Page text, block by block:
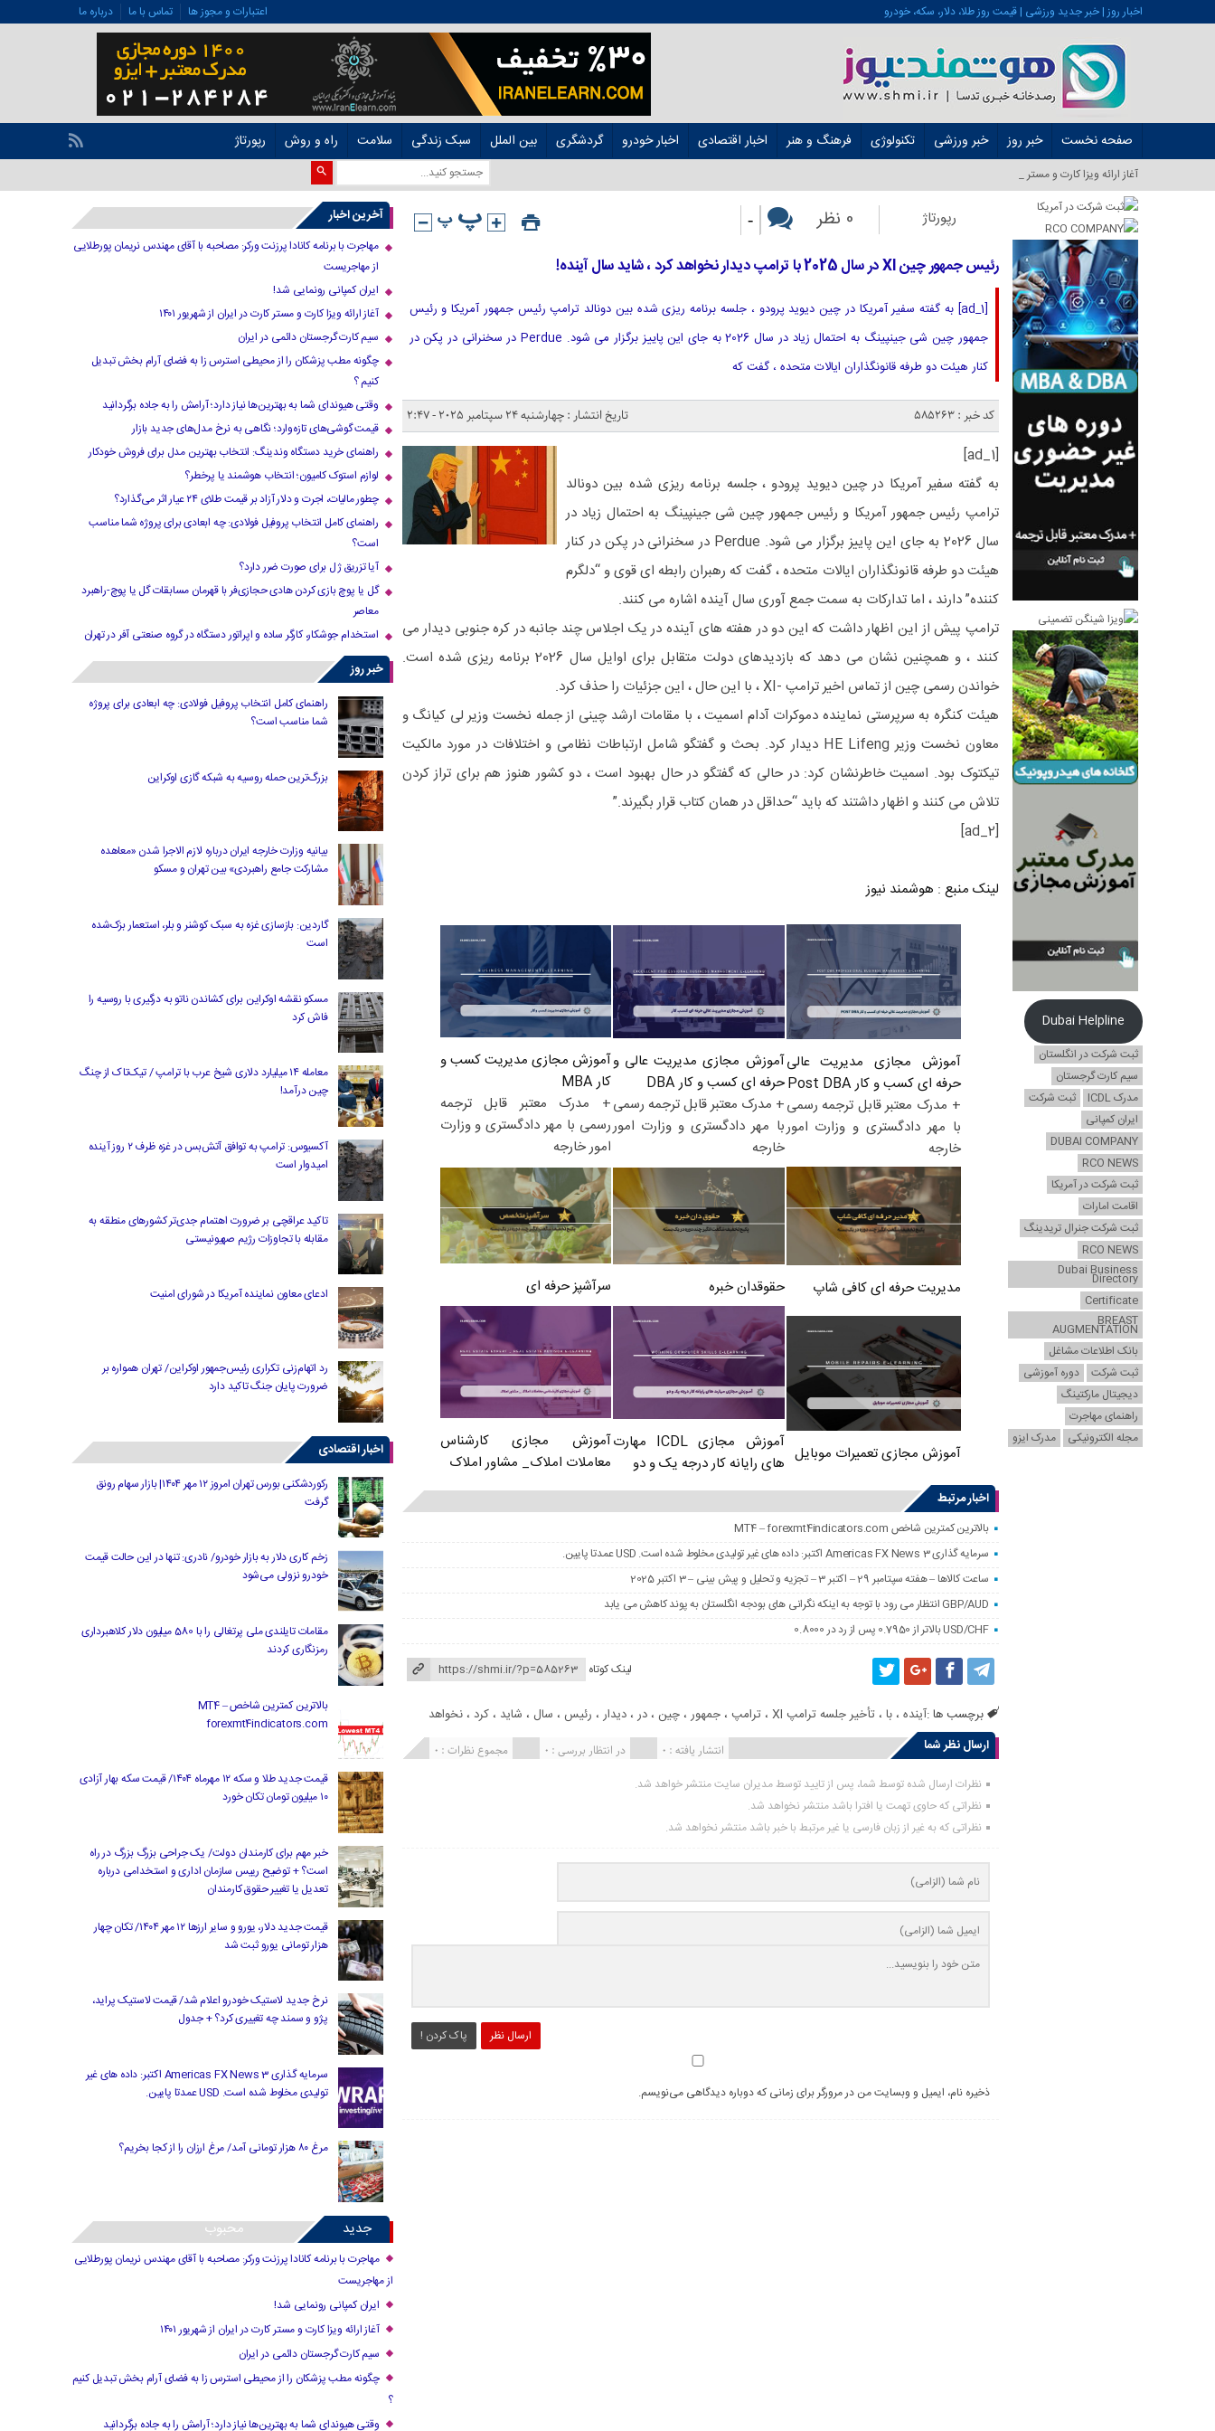
اخبار روز | خبر جدید ورزشی | قیمت روز طلا، دلار، سکه، خودرو اعتبارات و مجوز ها تماس با ما درباره ما
صفحه نخست خبر روز خبر ورزشی تکنولوژی فرهنگ و هنر اخبار اقتصادی اخبار خودرو گردشگری بین الملل سبک زندگی سلامت راه و روش رپورتاژ
آغاز ارائه ویزا کارت و مستر کارت در ایران_
رپورتاژ 0 نظر -
رئیس جمهور چین XI در سال 2025 با ترامپ دیدار نخواهد کرد ، شاید سال آینده!
[ad_1] به گفته سفیر آمریكا در چین دیوید پرودو ، جلسه برنامه ریزی شده بین دونالد ترامپ رئیس جمهور آمریكا و رئیس
جمهور چین شی جینپینگ به احتمال زیاد در سال 2026 به جای این پاییز برگزار می شود. Perdue در سخنرانی در پکن در
کنار هیئت دو طرفه قانونگذاران ایالات متحده ، گفت که
کد خبر : 585263 تاریخ انتشار : چهارشنبه 24 سپتامبر 2025 - 2:47
[ad_1]
به گفته سفیر آمریكا در چین دیوید پرودو ، جلسه برنامه ریزی شده بین دونالد
ترامپ رئیس جمهور آمریكا و رئیس جمهور چین شی جینپینگ به احتمال زیاد در
سال 2026 به جای این پاییز برگزار می شود. Perdue در سخنرانی در پکن در کنار
هیئت دو طرفه قانونگذاران ایالات متحده ، گفت که رهبران رابطه ای قوی و “دلگرم
کننده” دارند ، اما تدارکات به سمت جمع آوری سال آینده اشاره می کنند.
ترامپ پیش از این اظهار داشت که این دو در هفته های آینده در یک اجلاس چند جانبه در کره جنوبی دیدار می
کنند ، و همچنین نشان می دهد که بازدیدهای دولت متقابل برای اوایل سال 2026 برنامه ریزی شده است.
خواندن رسمی چین از تماس اخیر ترامپ -XI ، با این حال ، این جزئیات را حذف کرد.
هیئت کنگره به سرپرستی نماینده دموکرات آدام اسمیت ، با مقامات ارشد چینی از جمله نخست وزیر لی کیانگ و
معاون نخست وزیر HE Lifeng دیدار کرد. بحث و گفتگو شامل ارتباطات نظامی و اختلافات در مورد مالکیت
تیکتوک بود. اسمیت خاطرنشان کرد: در حالی که گفتگو در حال بهبود است ، دو کشور هنوز هم برای تراز کردن
تلاش می کنند و اظهار داشتند که باید “حداقل در همان کتاب قرار بگیرند.”
[ad_2]
لینک منبع : هوشمند نیوز
آموزش مجازی مدیریت عالی
حرفه ای کسب و کار Post DBA
+ مدرک معتبر قابل ترجمه رسمی
با مهر دادگستری و وزارت امور
خارجه
آموزش مجازی مدیریت عالی و
حرفه ای کسب و کار DBA
+ مدرک معتبر قابل ترجمه رسمی
با مهر دادگستری و وزارت امور
خارجه
آموزش مجازی مدیریت کسب و
کار MBA
+ مدرک معتبر قابل ترجمه
رسمی با مهر دادگستری و وزارت
امور خارجه
مدیریت حرفه ای کافی شاپ حقوقدان خبره سرآشپز حرفه ای
آموزش مجازی تعمیرات موبایل
آموزش مجازی ICDL مهارت
های رایانه کار درجه یک و دو
آموزش مجازی کارشناس
معاملات املاک_ مشاور املاک
اخبار مرتبط
بالاترین کمترین شاخص MT4 – forexmt4indicators.com
سرمایه گذاری Americas FX News 3 اکتبر: داده های غیر تولیدی مخلوط شده است. USD عمدتا پایین.
ساعت کالاها – هفته سپتامبر 29 – اکتبر 3 – تجزیه و تحلیل و پیش بینی – 3 اکتبر 2025
GBP/AUD انتظار می رود با توجه به اینکه نگرانی های بودجه انگلستان به پوند کاهش می یابد
USD/CHF بالاتر از 0.7950 پس از رد در 0.8000
لینک کوتاه
برچسب ها :آینده ،با ،تأخیر جلسه ترامپ XI ،ترامپ ،جمهور ،چین ،در ،دیدار ، رئیس ، سال ، شاید ،کرد ،نخواهد
ارسال نظر شما
مجموع نظرات : 0 در انتظار بررسی : 0 انتشار یافته : 0
نظرات ارسال شده توسط شما، پس از تایید توسط مدیران سایت منتشر خواهد شد.
نظراتی که حاوی تهمت یا افترا باشد منتشر نخواهد شد.
نظراتی که به غیر از زبان فارسی یا غیر مرتبط با خبر باشد منتشر نخواهد شد.
ارسال نظر پاک کردن !
ذخیره نام، ایمیل و وبسایت من در مرورگر برای زمانی که دوباره دیدگاهی می‌نویسم.
Dubai Helpline
ثبت شرکت در انگلستان
سیم کارت گرجستان
مدرک ICDL
ثبت شرکت
ایران کمپانی
DUBAI COMPANY
RCO NEWS
ثبت شرکت در آمریکا
اقامت امارات
ثبت شرکت جنرال تریدینگ
RCO NEWS
Dubai Business
Directory
Certificate
BREAST
AUGMENTATION
بانک اطلاعات مشاغل
ثبت شرکت
دوره آموزشی
دیجیتال مارکتینگ
راهنمای مهاجرت
مجله الکترونیکی
مدرک ایزو
آخرین اخبار
مهاجرت با برنامه کانادا پرزنت ورکر: مصاحبه با آقای مهندس نریمان پورطلایی
از مهاجریست
ایران کمپانی رونمایی شد!
آغاز ارائه ویزا کارت و مستر کارت در ایران از شهریور ۱۴۰۱
سیم کارت گرجستان دائمی در ایران
چگونه مطب پزشکان را از محیطی استرس زا به فضای آرام بخش تبدیل
کنیم ؟
وقتی هیوندای شما به بهترین‌ها نیاز دارد؛ آرامش را به جاده برگردانید
قیمت گوشی‌های تازه‌وارد؛ نگاهی به نرخ مدل‌های جدید بازار
راهنمای خرید دستگاه وندینگ: انتخاب بهترین مدل برای فروش خودکار
لوازم استوک کامیون؛ انتخاب هوشمند یا پرخطر؟
چطور مالیات، اجرت و دلار آزاد بر قیمت طلای ۲۴ عیار اثر می‌گذارد؟
راهنمای کامل انتخاب پروفیل فولادی: چه ابعادی برای پروژه شما مناسب
است؟
آیا تزریق ژل برای صورت ضرر دارد​؟
گل یا پوچ بازی کردن هادی حجازی‌فر با قهرمان مسابقات گل یا پوچ-راهبرد
معاصر
استخدام جوشکار، کارگر ساده و اپراتور دستگاه در گروه صنعتی آفر در تهران
خبر روز
راهنمای کامل انتخاب پروفیل فولادی: چه ابعادی برای پروژه
شما مناسب است؟
بزرگ‌ترین حمله روسیه به شبکه گازی اوکراین
بیانیه وزارت خارجه ایران درباره لازم‌ الاجرا شدن «معاهده
مشارکت جامع راهبردی» بین تهران و مسکو
گاردین: بازسازی غزه به سبک کوشنر و بلر، استعمار بزک‌شده
است
مسکو نقشه اوکراین برای کشاندن ناتو به درگیری با روسیه را
فاش کرد
معامله ۱۴ میلیارد دلاری شیخ عرب با ترامپ / تیک‌تاک از چنگ
چین درآمد!
آکسیوس: ترامپ به توافق آتش‌بس در غزه ظرف ۲ روز آینده
امیدوار است
تاکید عراقچی بر ضرورت اهتمام جدی‌تر کشورهای منطقه به
مقابله با تجاوزات رژیم صهیونیستی
ادعای معاون نماینده آمریکا در شورای امنیت
رد اتهام‌زنی تکراری رئیس‌جمهور اوکراین/ تهران همواره بر
ضرورت پایان جنگ تاکید دارد
اخبار اقتصادی
رکوردشکنی بورس تهران امروز ۱۲ مهر ۱۴۰۴| بازار سهام رونق
گرفت
زخم کاری دلار به بازار خودرو/ نادری: تنها در این حالت قیمت
خودرو نزولی می‌شود
مقامات تایلندی ملی پرتغالی را با 580 میلیون دلار کلاهبرداری
رمزنگاری کردند
بالاترین کمترین شاخص MT4 –
forexmt4indicators.com
قیمت جدید طلا و سکه ۱۲ مهرماه ۱۴۰۴/ قیمت سکه بهار آزادی
۱۰ میلیون تومان تکان خورد
خبر مهم برای کارمندان دولت/ یک جراحی بزرگ بزرگ در راه
است؟ + توضیح رییس سازمان اداری و استخدامی درباره
تعدیل یا تغییر حقوق کارمندان
قیمت جدید دلار، یورو و سایر ارزها ۱۲ مهر ۱۴۰۴/ تکان چهار
هزار تومانی یورو ثبت شد
نرخ جدید لاستیک خودرو اعلام شد/ قیمت لاستیک پراید،
پژو و سمند چه تغییری کرد؟ + جدول
سرمایه گذاری Americas FX News 3 اکتبر: داده های غیر
تولیدی مخلوط شده است. USD عمدتا پایین.
مرغ ۸۰ هزار تومانی آمد/ مرغ ارزان را از کجا بخریم؟
جدید محبوب
مهاجرت با برنامه کانادا پرزنت ورکر: مصاحبه با آقای مهندس نریمان پورطلایی
از مهاجریست
ایران کمپانی رونمایی شد!
آغاز ارائه ویزا کارت و مستر کارت در ایران از شهریور ۱۴۰۱
سیم کارت گرجستان دائمی در ایران
چگونه مطب پزشکان را از محیطی استرس زا به فضای آرام بخش تبدیل کنیم
؟
وقتی هیوندای شما به بهترین‌ها نیاز دارد؛ آرامش را به جاده برگردانید